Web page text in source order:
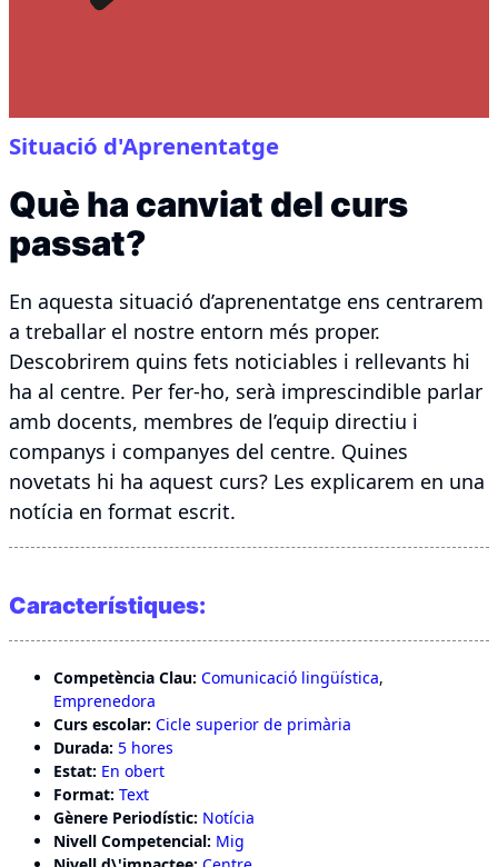
Situació d'Aprenentatge
Què ha canviat del curs
passat?
En aquesta situació d’aprenentatge ens centrarem
a treballar el nostre entorn més proper.
Descobrirem quins fets noticiables i rellevants hi
ha al centre. Per fer-ho, serà imprescindible parlar
amb docents, membres de l’equip directiu i
companys i companyes del centre. Quines
novetats hi ha aquest curs? Les explicarem en una
notícia en format escrit.
Característiques:
Competència Clau: Comunicació lingüística,
Emprenedora
Curs escolar: Cicle superior de primària
Durada: 5 hores
Estat: En obert
Format: Text
Gènere Periodístic: Notícia
Nivell Competencial: Mig